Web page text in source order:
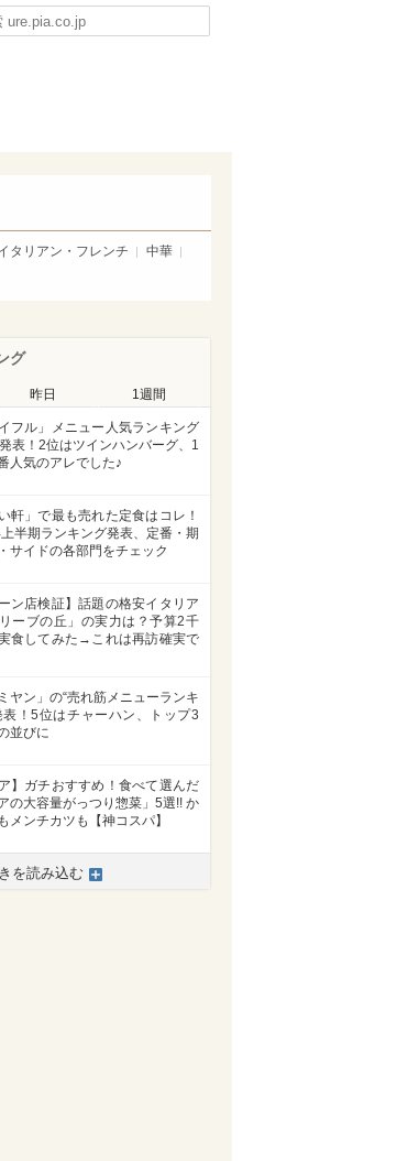
タリアン・フレンチ
中華
グ
昨日 1週間
イフル」メニュー人気ランキング
表！2位はツインハンバーグ、1
人気のアレでした♪
い軒」で最も売れた定食はコレ！
半期ランキング発表、定番・期
サイドの各部門をチェック
ーン店検証】話題の格安イタリア
ーブの丘」の実力は？予算2千
食してみた→これは再訪確実で
ヤン」の“売れ筋メニューランキ
表！5位はチャーハン、トップ3
並びに
ア】ガチおすすめ！食べて選んだ
アの大容量がっつり惣菜」5選!! か
メンチカツも【神コスパ】
を読み込む